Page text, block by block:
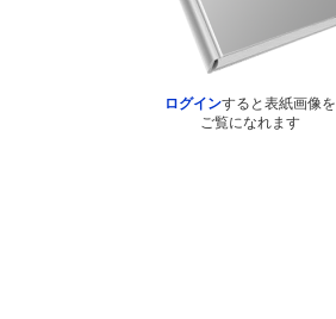
ログインすると表紙画像を
ご覧になれます